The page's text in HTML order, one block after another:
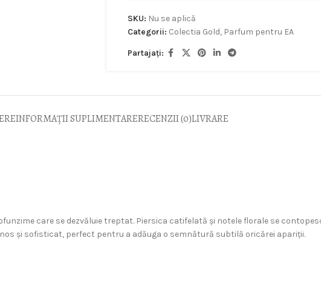
SKU: Nu se aplică
Categorii: Colectia Gold, Parfum pentru EA
Partajați:
INFORMAȚII SUPLIMENTARERECENZII (0)LIVRARE
care se dezvăluie treptat. Piersica catifelată și notele florale se
și sofisticat, perfect pentru a adăuga o semnătură subtilă oricărei apariții.